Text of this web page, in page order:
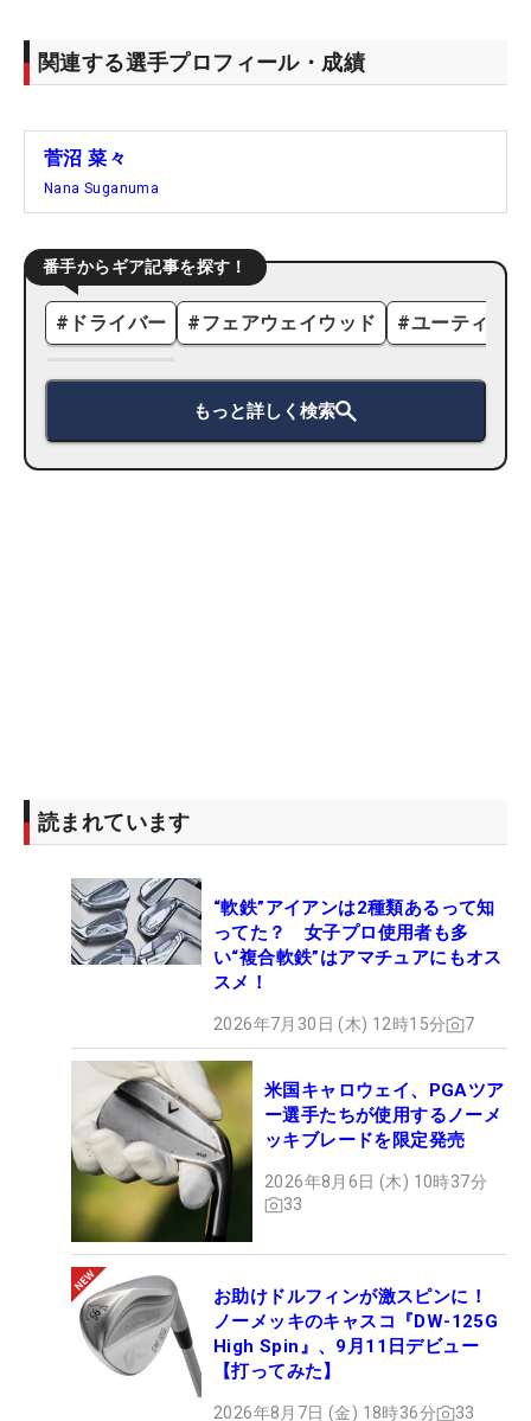
関連する選手プロフィール・成績
菅沼 菜々
Nana Suganuma
番手からギア記事を探す！
# ドライバー #フェアウェイウッド #ユーティリ
もっと詳しく検索
読まれています
“軟鉄”アイアンは2種類あるって知
ってた？ 女子プロ使用者も多
い“複合軟鉄”はアマチュアにもオス
スメ！
2026年7月30日 (木) 12時15分 7
米国キャロウェイ、PGAツア
ー選手たちが使用するノーメ
ッキブレードを限定発売
2026年8月6日 (木) 10時37分
33
お助けドルフィンが激スピンに！
ノーメッキのキャスコ『DW-125G
High Spin』、9月11日デビュー
【打ってみた】
2026年8月7日 (金) 18時36分 33